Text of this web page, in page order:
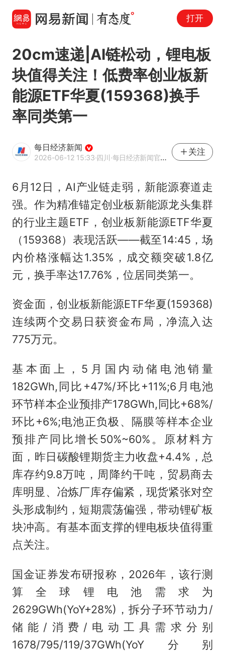
打开
20cm速递|AI链松动，锂电板
块值得关注！低费率创业板新
能源ETF华夏(159368)换手
率同类第一
每日经济新闻
2026-06-12 15:33·四川·每日经济新闻官方网易号
关注
6月12日，AI产业链走弱，新能源赛道走
强。作为精准锚定创业板新能源龙头集群
的行业主题ETF，创业板新能源ETF华夏
（159368）表现活跃——截至14:45，场
内价格涨幅达1.35%，成交额突破1.8亿
元，换手率达17.76%，位居同类第一。
资金面，创业板新能源ETF华夏(159368)
连续两个交易日获资金布局，净流入达
775万元。
基本面上，5月国内动储电池销量
182GWh,同比+47%/环比+11%;6月电池
环节样本企业预排产178GWh,同比+68%/
环比+6%;电池正负极、隔膜等样本企业
预排产同比增长50%~60%。原材料方
面，昨日碳酸锂期货主力收盘+4.4%，总
库存约9.8万吨，周降约干吨，贸易商去
库明显、冶炼厂库存偏紧，现货紧张对空
头形成制约，短期震荡偏强，带动锂矿板
块冲高。有基本面支撑的锂电板块值得重
点关注。
国金证券发布研报称，2026年，该行测
算全球锂电池需求为
2629GWh(YoY+28%)，拆分子环节动力/
储能/消费/电动工具需求分别
1678/795/119/37GWh(YoY分别